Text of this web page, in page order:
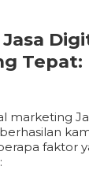
Tepat:
marketing
faktor